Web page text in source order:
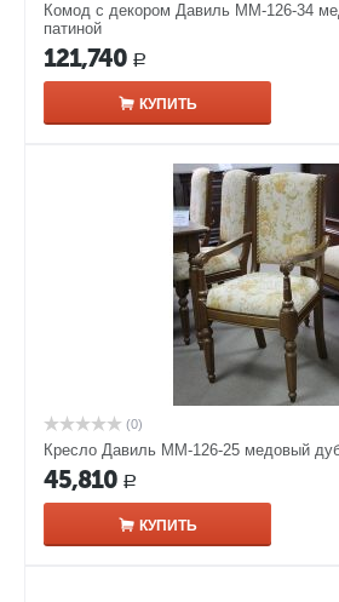
Комод с декором Давиль ММ-126-34
патиной
121,740 Р
КУПИТЬ
(0)
Кресло Давиль ММ-126-25 медовый
45,810 Р
КУПИТЬ